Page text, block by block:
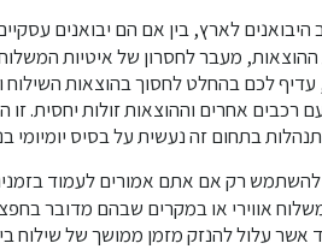
היבואנים לארץ, בין אם הם יבואנים
ההוצאות, מעבר לחסרון של איטיות
לכם בהחלט לחסוך בהוצאות השילוח
רכבים אחרים וההוצאות זולות יחסית. זו
בתחום זה נעשית על בסיס יומיומי
רק אם אתם אמורים לעמוד
אווירי או במקרים שבהם מדובר
אשר עלול להנזק מזמן ממושך של שילוח